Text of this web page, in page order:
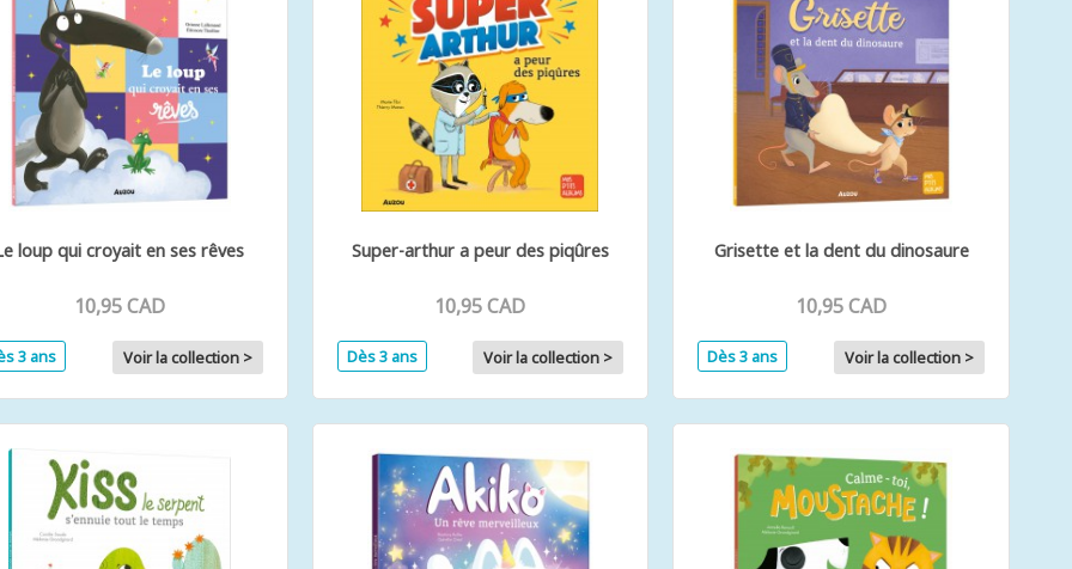
loup qui croyait en ses rêves
10,95 CAD
3 ans Voir la collection >
Super-arthur a peur des piqûres
10,95 CAD
Dès 3 ans Voir la collection >
Grisette et la dent du dinosaure
10,95 CAD
Dès 3 ans Voir la collection >